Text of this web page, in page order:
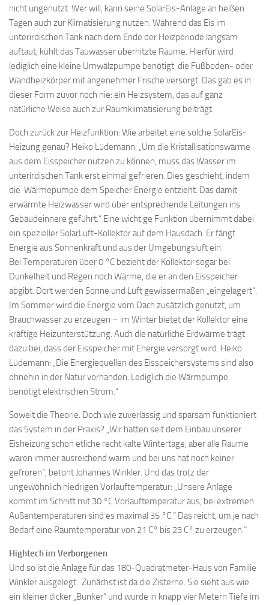
nicht ungenutzt. Wer will, kann seine SolarEis-Anlage an heißen
Tagen auch zur Klimatisierung nutzen. Während das Eis im
unterirdischen Tank nach dem Ende der Heizperiode langsam
auftaut, kühlt das Tauwasser überhitzte Räume. Hierfür wird
lediglich eine kleine Umwälzpumpe benötigt, die Fußboden- oder
Wandheizkörper mit angenehmer Frische versorgt. Das gab es in
dieser Form zuvor noch nie: ein Heizsystem, das auf ganz
natürliche Weise auch zur Raumklimatisierung beiträgt.
Doch zurück zur Heizfunktion: Wie arbeitet eine solche SolarEis-
Heizung genau? Heiko Lüdemann: „Um die Kristallisationswärme
aus dem Eisspeicher nutzen zu können, muss das Wasser im
unterirdischen Tank erst einmal gefrieren. Dies geschieht, indem
die Wärmepumpe dem Speicher Energie entzieht. Das damit
erwärmte Heizwasser wird über entsprechende Leitungen ins
Gebäudeinnere geführt.“ Eine wichtige Funktion übernimmt dabei
ein spezieller SolarLuft-Kollektor auf dem Hausdach. Er fängt
Energie aus Sonnenkraft und aus der Umgebungsluft ein.
Bei Temperaturen über 0 °C bezieht der Kollektor sogar bei
Dunkelheit und Regen noch Wärme, die er an den Eisspeicher
abgibt. Dort werden Sonne und Luft gewissermaßen „eingelagert“.
Im Sommer wird die Energie vom Dach zusätzlich genutzt, um
Brauchwasser zu erzeugen – im Winter bietet der Kollektor eine
kräftige Heizunterstützung. Auch die natürliche Erdwärme trägt
dazu bei, dass der Eisspeicher mit Energie versorgt wird. Heiko
Lüdemann: „Die Energiequellen des Eisspeichersystems sind also
ohnehin in der Natur vorhanden. Lediglich die Wärmpumpe
benötigt elektrischen Strom.“
Soweit die Theorie. Doch wie zuverlässig und sparsam funktioniert
das System in der Praxis? „Wir hatten seit dem Einbau unserer
Eisheizung schon etliche recht kalte Wintertage, aber alle Räume
waren immer ausreichend warm und bei uns hat noch keiner
gefroren“, betont Johannes Winkler. Und das trotz der
ungewöhnlich niedrigen Vorlauftemperatur: „Unsere Anlage
kommt im Schnitt mit 30 °C Vorlauftemperatur aus, bei extremen
Außentemperaturen sind es maximal 35 °C.“ Das reicht, um je nach
Bedarf eine Raumtemperatur von 21 C° bis 23 C° zu erzeugen.“
Hightech im Verborgenen
Und so ist die Anlage für das 180-Quadratmeter-Haus von Familie
Winkler ausgelegt: Zunächst ist da die Zisterne. Sie sieht aus wie
ein kleiner dicker „Bunker“ und wurde in knapp vier Metern Tiefe im